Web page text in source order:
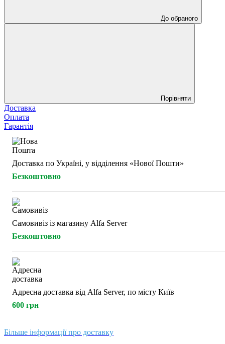
До обраного
Порівняти
Доставка
Оплата
Гарантія
Доставка по Україні, у відділення «Нової Пошти»
Безкоштовно
Самовивіз із магазину Alfa Server
Безкоштовно
Адресна доставка від Alfa Server, по місту Київ
600 грн
Більше інформації про доставку